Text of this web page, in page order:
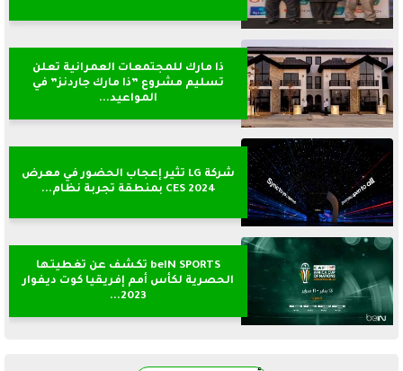
ذا مارك للمجتمعات العمرانية تعلن
تسليم مشروع ”ذا مارك جاردنز” في
المواعيد...
شركة LG تثير إعجاب الحضور في معرض
CES 2024 بمنطقة تجربة نظام...
beIN SPORTS تكشف عن تغطيتها
الحصرية لكأس أمم إفريقيا كوت ديفوار
2023...